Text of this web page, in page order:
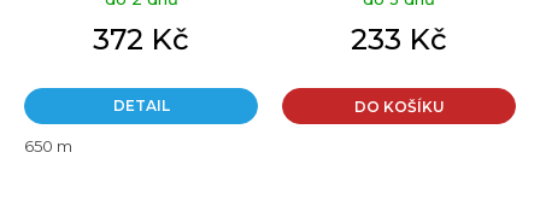
372 Kč
DETAIL
650 m
233 Kč
DO KOŠÍKU